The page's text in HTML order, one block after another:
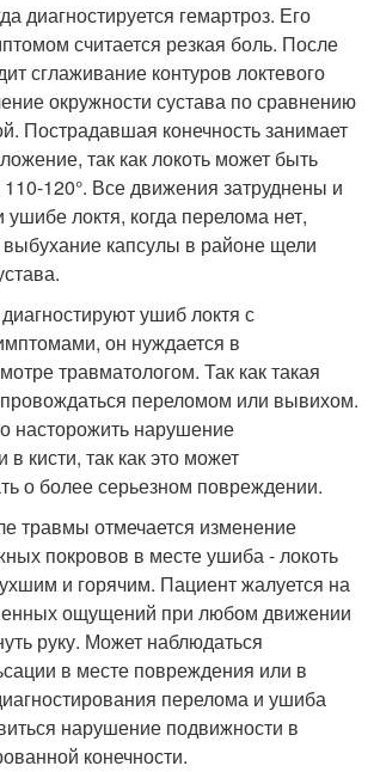
диагностируется гемартроз. Его
считается резкая боль. После
сглаживание контуров локтевого
окружности сустава по сравнению
Пострадавшая конечность занимает
так как локоть может быть
110-120°. Все движения затруднены и
локтя, когда перелома нет,
выбухание капсулы в районе щели
ушиб локтя с
он нуждается в
травматологом. Так как такая
переломом или вывихом.
насторожить нарушение
в кисти, так как это может
о более серьезном повреждении.
травмы отмечается изменение
покровов в месте ушиба - локоть
и горячим. Пациент жалуется на
ощущений при любом движении
руку. Может наблюдаться
в месте повреждения или в
перелома и ушиба
нарушение подвижности в
конечности.